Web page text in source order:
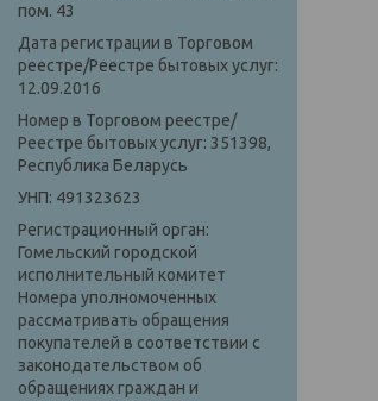
пом. 43
Дата регистрации в Торговом
реестре/Реестре бытовых услуг:
12.09.2016
Номер в Торговом реестре/
Реестре бытовых услуг: 351398,
Республика Беларусь
УНП: 491323623
Регистрационный орган:
Гомельский городской
исполнительный комитет
Номера уполномоченных
рассматривать обращения
покупателей в соответствии с
законодательством об
обращениях граждан и